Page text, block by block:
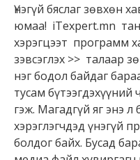
Үнэгүй бяслаг зөвхөн
юмаа! iTexpert.mn
хэрэгцээт программ
зэвсэглэх >> талаар
нэг бодол байдаг
тусам
гэж. Магадгүй яг энэ
хэрэглэгчдэд үнэгүй
болдог байх. Бусад